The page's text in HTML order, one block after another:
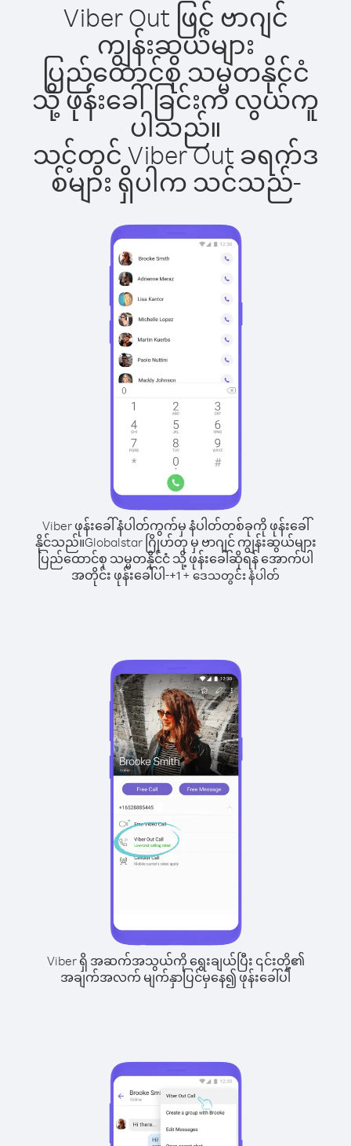
Viber Out ဖြင့် ဗာဂျင်
ကျွန်းဆွယ်များ
ပြည်ထောင်စု သမ္မတနိုင်ငံ
သို့ ဖုန်းခေါ်ခြင်းက လွယ်ကူ
ပါသည်။
သင့်တွင် Viber Out ခရက်ဒ
စ်များ ရှိပါက သင်သည်-
Viber ဖုန်းခေါ်နံပါတ်ကွက်မှ နံပါတ်တစ်ခုကို ဖုန်းခေါ်
နိုင်သည်။Globalstar ဂြိုဟ်တု မှ ဗာဂျင် ကျွန်းဆွယ်များ
ပြည်ထောင်စု သမ္မတနိုင်ငံ သို့ ဖုန်းခေါ်ဆိုရန် အောက်ပါ
အတိုင်း ဖုန်းခေါ်ပါ-+1+ ဒေသတွင်း နံပါတ်
Viber ရှိ အဆက်အသွယ်ကို ရွေးချယ်ပြီး ၎င်းတို့၏
အချက်အလက် မျက်နှာပြင်မှနေ၍ ဖုန်းခေါ်ပါ